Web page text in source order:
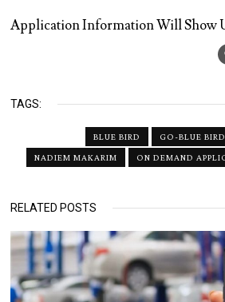
Application Information Will Show
TAGS:
BLUE BIRD GO-BLUE BIRD
NADIEM MAKARIM
ON DEMAND
RELATED POSTS